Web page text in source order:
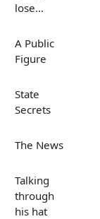
lose...
A Public
Figure
State
Secrets
The News
Talking
through
his hat